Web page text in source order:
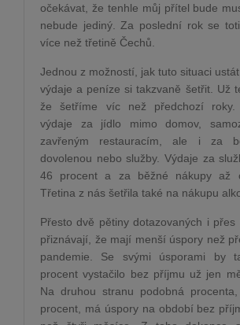
očekávat, že tenhle můj přítel bude
nebude jediný. Za poslední rok se
více než třetině Čechů.
Jednou z možností, jak tuto situaci
výdaje a peníze si takzvaně šetřit. Už
že šetříme víc než předchozí roky.
výdaje za jídlo mimo domov,
zavřeným restauracím, ale i za
dovolenou nebo služby. Výdaje za
46 procent a za běžné nákupy až
Třetina z nás šetřila také na nákupu
Přesto dvě pětiny dotazovaných i přes
přiznávají, že mají menší úspory než
pandemie. Se svými úsporami by
procent vystačilo bez příjmu už jen
Na druhou stranu podobná
procent, má úspory na období bez